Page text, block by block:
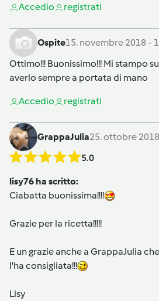
Accedio registrati
Ospite15. novembre 2018 -
Ottimo!!! Buonissimo!!! Mi stampo
averlo sempre a portata di mano
Accedio registrati
GrappaJulia25. ottobre
5.0
lisy76 ha scritto:
Ciabatta buonissima!!!!
Grazie per la ricetta!!!!!
E un grazie anche a GrappaJulia
l'ha consigliata!!!
Lisy